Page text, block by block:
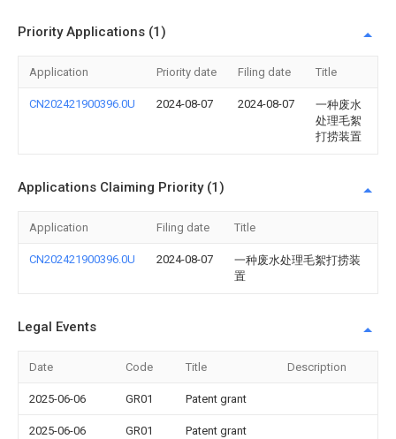
Priority Applications (1)
Application Priority date Filing date Title
CN202421900396.0U 2024-08-07 2024-08-07
一种废水
处理毛絮
打捞装置
Applications Claiming Priority (1)
Application Filing date Title
CN202421900396.0U 2024-08-07
一种废水处理毛絮打捞装
置
Legal Events
Date Code Title Description
2025-06-06 GR01 Patent grant
2025-06-06 GR01 Patent grant